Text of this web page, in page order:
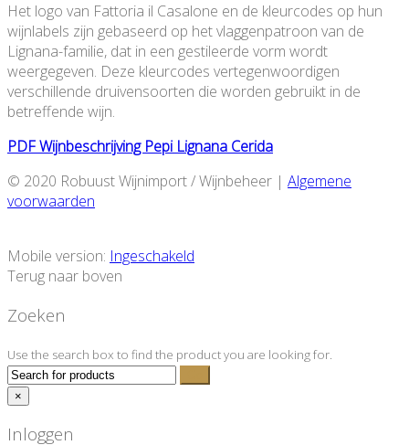
Het logo van Fattoria il Casalone en de kleurcodes op hun
wijnlabels zijn gebaseerd op het vlaggenpatroon van de
Lignana-familie, dat in een gestileerde vorm wordt
weergegeven. Deze kleurcodes vertegenwoordigen
verschillende druivensoorten die worden gebruikt in de
betreffende wijn.
PDF Wijnbeschrijving Pepi Lignana Cerida
© 2020 Robuust Wijnimport / Wijnbeheer | Algemene
voorwaarden
Mobile version: Ingeschakeld
Terug naar boven
Zoeken
Use the search box to find the product you are looking for.
×
Inloggen